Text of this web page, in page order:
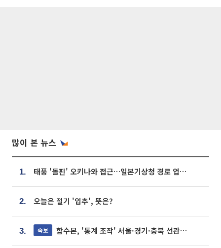
많이 본 뉴스
1. 태풍 '돌핀' 오키나와 접근…일본기상청 경로 업데이트
2. 오늘은 절기 '입추', 뜻은?
3. 속보 합수본, '통계 조작' 서울·경기·충북 선관위 등 추가 압수수색